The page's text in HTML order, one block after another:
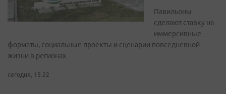
Павильоны
сделают ставку на
иммерсивные
форматы, социальные проекты и сценарии повседневной
жизни в регионах
сегодня, 15:22